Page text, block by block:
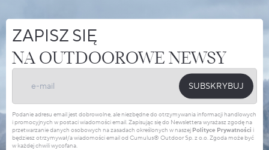
ZAPISZ SIĘ
NA OUTDOOROWE NEWSY
SUBSKRYBUJ
Podanie adresu email jest dobrowolne, ale niezbędne do otrzymywania informacji handlowych
i promocyjnych w postaci wiadomości email. Zapisując się do Newslettera wyrażasz zgodę na
przetwarzanie danych osobowych na zasadach określonych w naszej Polityce Prywatności i
będziesz otrzymywał/a wiadomości email od Cumulus® Outdoor Sp. z o.o. Zgoda może być
w każdej chwili wycofana.